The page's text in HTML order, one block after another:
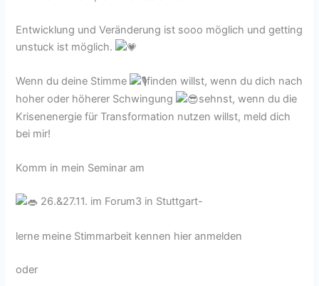
Entwicklung und Veränderung ist sooo möglich und getting
unstuck ist möglich.
Wenn du deine Stimme
finden willst, wenn du dich nach
hoher oder höherer Schwingung
sehnst, wenn du die
Krisenenergie für Transformation nutzen willst, meld dich
bei mir!
Komm in mein Seminar am
26.&27.11. im Forum3 in Stuttgart-
lerne meine Stimmarbeit kennen hier anmelden
oder